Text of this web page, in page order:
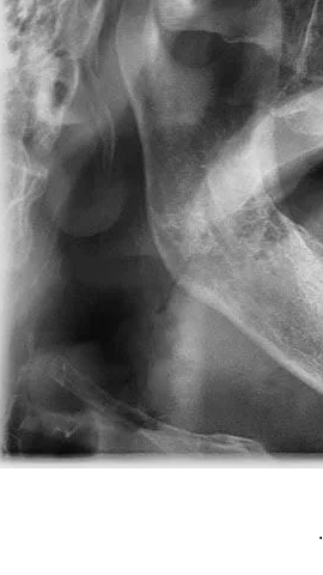
فيجب عدم التأجيل أكثر من ذلك!
في هذا المجال.